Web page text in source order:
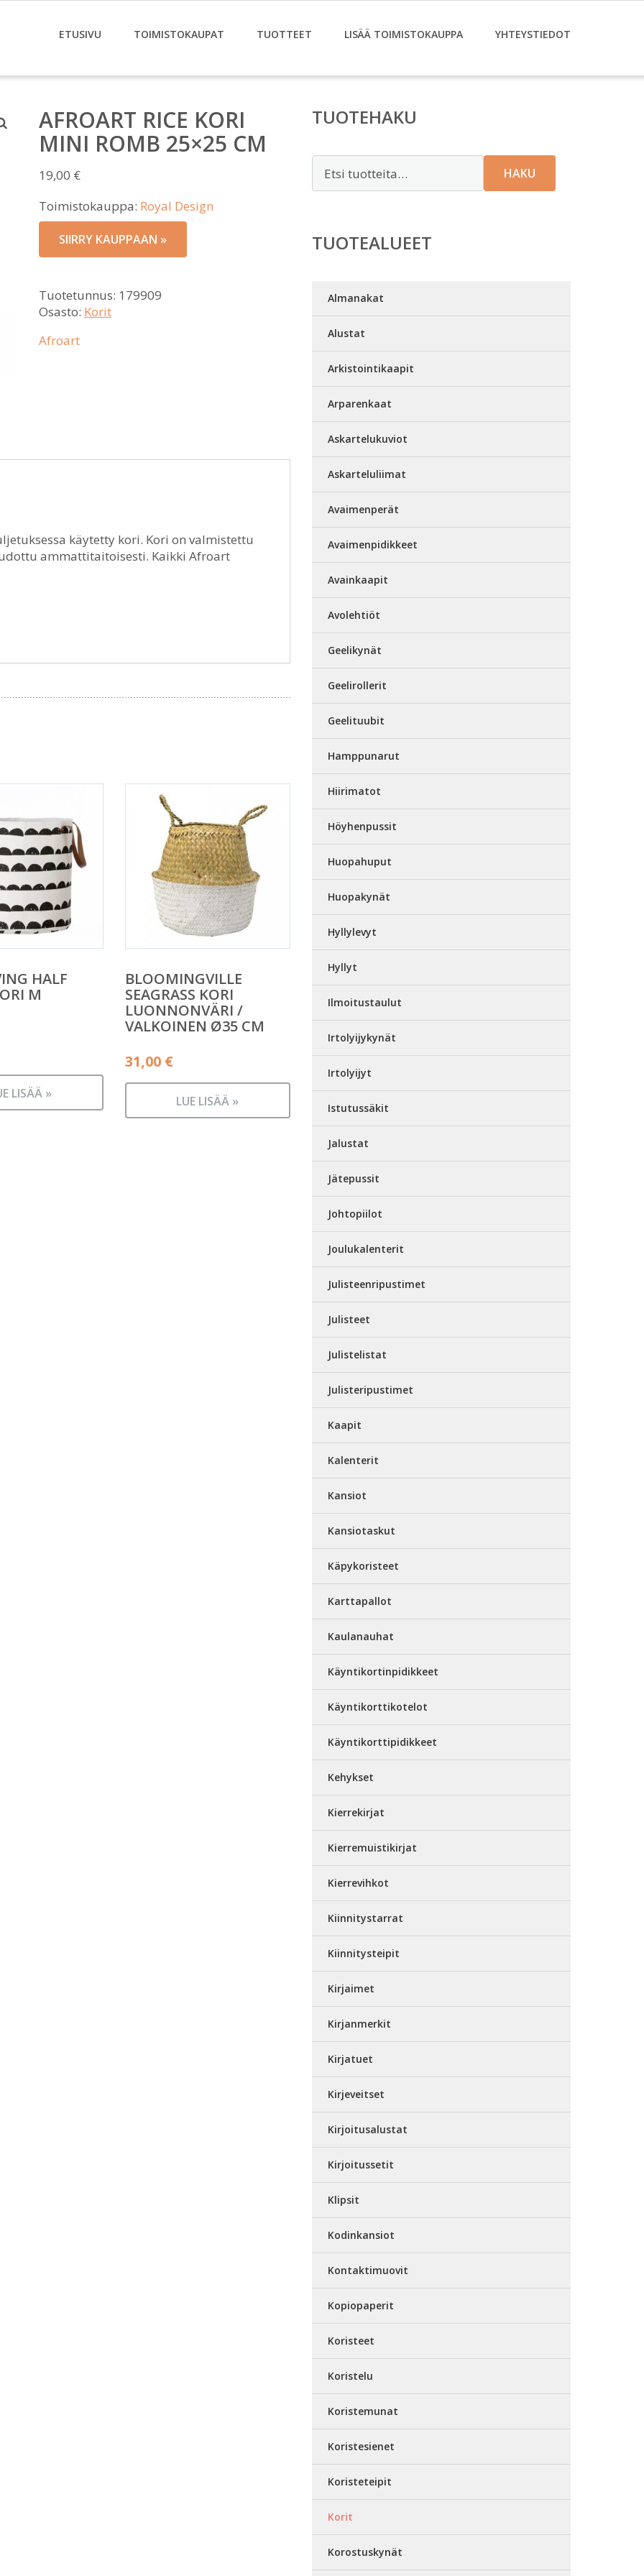
ETUSIVU TOIMISTOKAUPAT TUOTTEET LISÄÄ TOIMISTOKAUPPA YHTEYSTIEDOT
AFROART RICE KORI
MINI ROMB 25×25 CM
19,00 €
Toimistokauppa: Royal Design
SIIRRY KAUPPAAN »
Tuotetunnus: 179909
Osasto: Korit
Afroart
käytetty kori. Kori on valmistettu
ammattitaitoisesti. Kaikki Afroart
HALF
M
LISÄÄ »
BLOOMINGVILLE
SEAGRASS KORI
LUONNONVÄRI /
VALKOINEN Ø35 CM
31,00 €
LUE LISÄÄ »
TUOTEHAKU
HAKU
TUOTEALUEET
Almanakat
Alustat
Arkistointikaapit
Arparenkaat
Askartelukuviot
Askarteluliimat
Avaimenperät
Avaimenpidikkeet
Avainkaapit
Avolehtiöt
Geelikynät
Geelirollerit
Geelituubit
Hamppunarut
Hiirimatot
Höyhenpussit
Huopahuput
Huopakynät
Hyllylevyt
Hyllyt
Ilmoitustaulut
Irtolyijykynät
Irtolyijyt
Istutussäkit
Jalustat
Jätepussit
Johtopiilot
Joulukalenterit
Julisteenripustimet
Julisteet
Julistelistat
Julisteripustimet
Kaapit
Kalenterit
Kansiot
Kansiotaskut
Käpykoristeet
Karttapallot
Kaulanauhat
Käyntikortinpidikkeet
Käyntikorttikotelot
Käyntikorttipidikkeet
Kehykset
Kierrekirjat
Kierremuistikirjat
Kierrevihkot
Kiinnitystarrat
Kiinnitysteipit
Kirjaimet
Kirjanmerkit
Kirjatuet
Kirjeveitset
Kirjoitusalustat
Kirjoitussetit
Klipsit
Kodinkansiot
Kontaktimuovit
Kopiopaperit
Koristeet
Koristelu
Koristemunat
Koristesienet
Koristeteipit
Korit
Korostuskynät